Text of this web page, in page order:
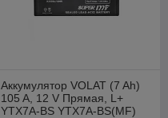
Аккумулятор VOLAT (7 Ah)
105 A, 12 V Прямая, L+
YTX7A-BS YTX7A-BS(MF)